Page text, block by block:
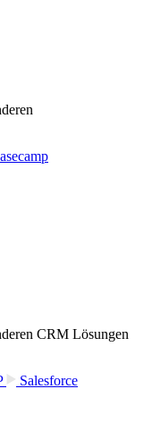
CRM Lösungen
Salesforce